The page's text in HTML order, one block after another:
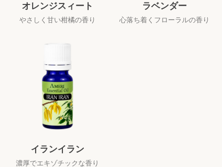
オレンジスィート
やさしく甘い柑橘の香り
ラベンダー
心落ち着くフローラルの香り
イランイラン
濃厚でエキゾチックな香り